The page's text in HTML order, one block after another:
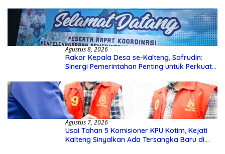
Agustus 8, 2026
Rakor Kepala Desa se-Kalteng, Safrudin:
Sinergi Pemerintahan Penting untuk Perkuat
Agustus 7, 2026
Usai Tahan 5 Komisioner KPU Kotim, Kejati
Kalteng Sinyalkan Ada Tersangka Baru di